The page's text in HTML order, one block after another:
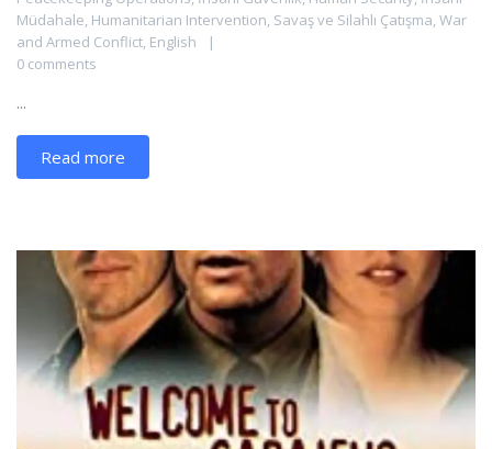
Müdahale, Humanitarian Intervention, Savaş ve Silahlı Çatışma, War
and Armed Conflict, English
0 comments
...
Read more